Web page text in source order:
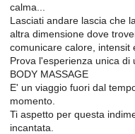
calma...
Lasciati andare lascia che
altra dimensione dove
comunicare calore, intensit
Prova l'esperienza unica di
BODY MASSAGE
E' un viaggio fuori dal
momento.
Ti aspetto per questa
incantata.